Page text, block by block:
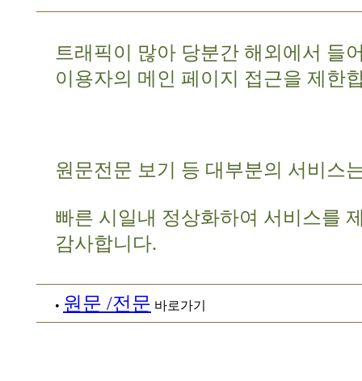
트래픽이 많아 당분간 해외에서 들
이용자의 메인 페이지 접근을 제한
원문전문 보기 등 대부분의 서비스
빠른 시일내 정상화하여 서비스를
감사합니다.
• 원문 /전문 바로가기